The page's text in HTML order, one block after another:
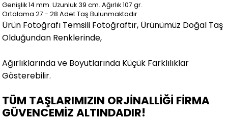
Genişlik 14 mm. Uzunluk 39 cm. Ağırlık 107 gr.
Ortalama 27 - 28 Adet Taş Bulunmaktadır
Ürün Fotoğrafı Temsili Fotoğraftır, Ürünümüz Doğal Taş
Olduğundan Renklerinde,
Ağırlıklarında ve Boyutlarında Küçük Farklılıklar
Gösterebilir.
TÜM TAŞLARIMIZIN ORJİNALLİĞİ FİRMA
GÜVENCEMİZ ALTINDADIR!